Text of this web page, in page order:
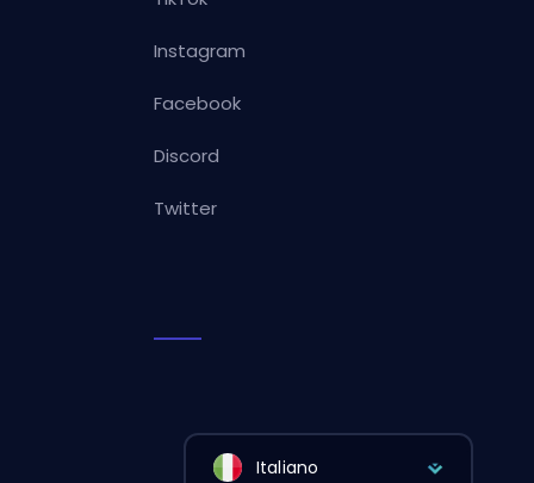
Instagram
Facebook
Discord
Twitter
Italiano